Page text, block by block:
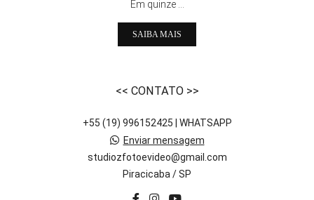
Em quinze ...
SAIBA MAIS
<< CONTATO >>
+55 (19) 996152425 | WHATSAPP
Enviar mensagem
studiozfotoevideo@gmail.com
Piracicaba / SP